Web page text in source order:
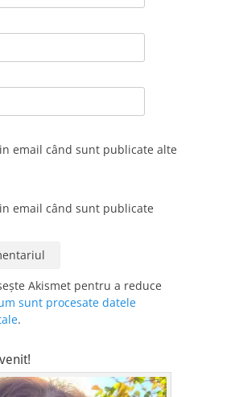
email când sunt publicate alte
email când sunt publicate
Akismet pentru a reduce
sunt procesate datele
.